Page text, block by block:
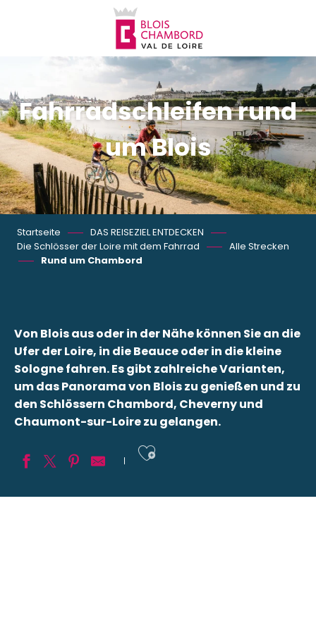
Fahrradschleifen rund
um Blois
Startseite
DAS REISEZIEL ENTDECKEN
Die Schlösser der Loire mit dem Fahrrad
Alle Strecken
Rund um Chambord
Von Blois aus oder in der Nähe können Sie an die
Ufer der Loire, in die Beauce oder in die kleine
Sologne fahren. Es gibt zahlreiche Varianten,
um das Panorama von Blois zu genießen und zu
den Schlössern Chambord, Cheverny und
Chaumont-sur-Loire zu gelangen.
Ajouter aux